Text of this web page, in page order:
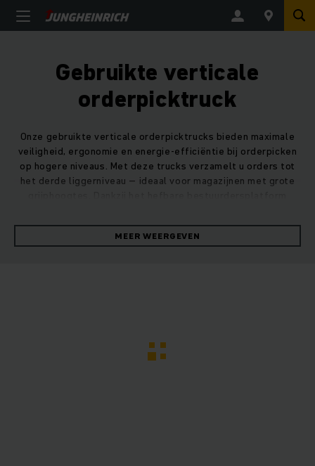
Gebruikte verticale
orderpicktruck
Onze gebruikte verticale orderpicktrucks bieden maximale
veiligheid, ergonomie en energie-efficiëntie bij orderpicken
op hogere niveaus. Met deze trucks verzamelt u orders tot
het derde liggerniveau – ideaal voor magazijnen met grote
veiligheid.
MEER WEERGEVEN